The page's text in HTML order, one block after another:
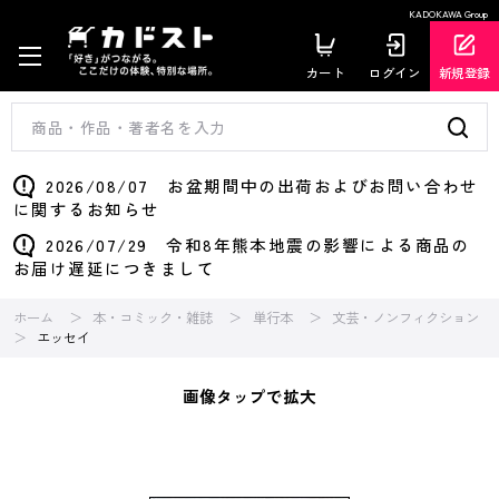
KADOKAWA Group
カート ログイン 新規登録
2026/08/07 お盆期間中の出荷およびお問い合わせ
に関するお知らせ
2026/07/29 令和8年熊本地震の影響による商品の
お届け遅延につきまして
ホーム 本・コミック・雑誌 単行本
文芸・ノンフィクション
エッセイ
画像タップで拡大